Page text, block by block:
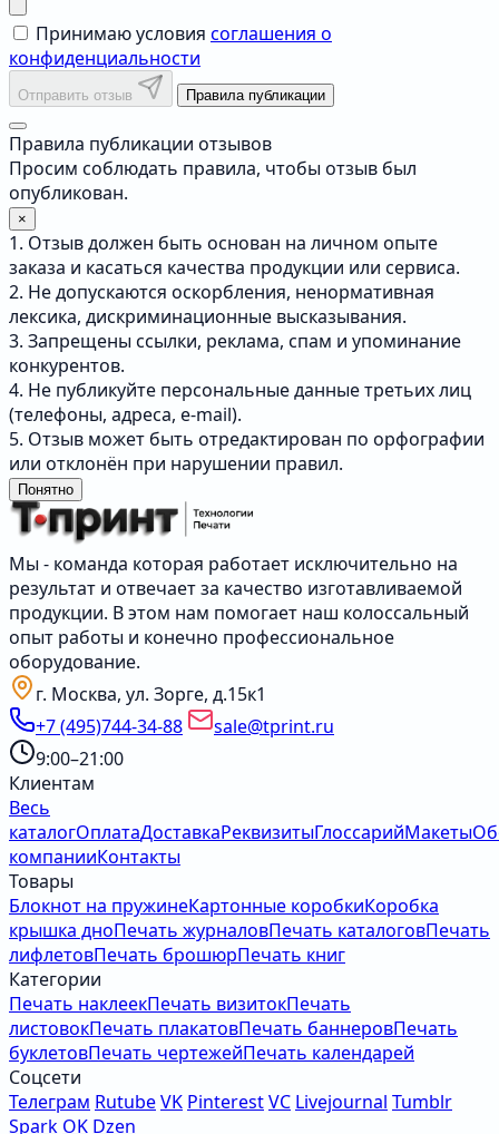
Принимаю условия соглашения о
конфиденциальности
Отправить отзыв Правила публикации
Правила публикации отзывов
Просим соблюдать правила, чтобы отзыв был
опубликован.
×
1. Отзыв должен быть основан на личном опыте
заказа и касаться качества продукции или сервиса.
2. Не допускаются оскорбления, ненормативная
лексика, дискриминационные высказывания.
3. Запрещены ссылки, реклама, спам и упоминание
конкурентов.
4. Не публикуйте персональные данные третьих лиц
(телефоны, адреса, e-mail).
5. Отзыв может быть отредактирован по орфографии
или отклонён при нарушении правил.
Понятно
Мы - команда которая работает исключительно на
результат и отвечает за качество изготавливаемой
продукции. В этом нам помогает наш колоссальный
опыт работы и конечно профессиональное
оборудование.
г. Москва, ул. Зорге, д.15к1
+7 (495)744-34-88
sale@tprint.ru
9:00–21:00
Клиентам
Весь
каталогОплатаДоставкаРеквизитыГлоссарийМакеты
компанииКонтакты
Товары
Блокнот на пружинеКартонные коробкиКоробка
крышка дноПечать журналовПечать каталоговПечать
лифлетовПечать брошюрПечать книг
Категории
Печать наклеекПечать визитокПечать
листовокПечать плакатовПечать баннеровПечать
буклетовПечать чертежейПечать календарей
Соцсети
Телеграм RutubeVK PinterestVC Livejournal Tumblr
Spark OK Dzen